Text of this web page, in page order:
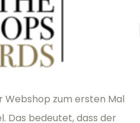
Webshop zum ersten Mal
Das bedeutet, dass der